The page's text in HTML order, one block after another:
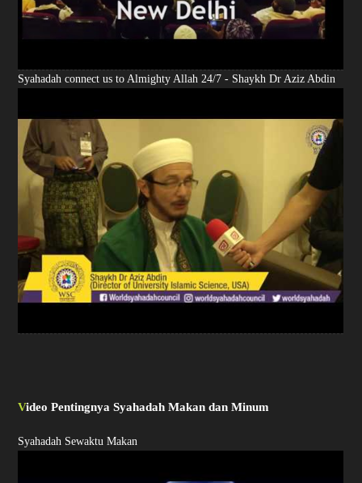
Syahadah connect us to Almighty Allah 24/7 - Shaykh Dr Aziz Abdin
Video Pentingnya Syahadah Makan dan Minum
Syahadah Sewaktu Makan